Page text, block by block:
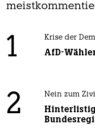
1 Krise der
AfD-
2 Nein zum